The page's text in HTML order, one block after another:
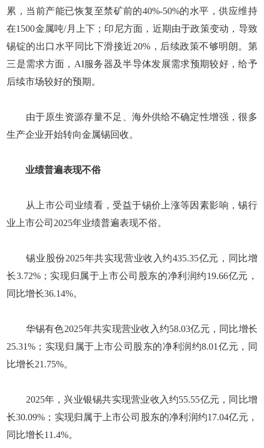
累，当前产能已恢复至禁矿前的40%-50%的水平，供应维持
在1500金属吨/月上下；印尼方面，近期由于政策变动，导致
锡锭的出口水平同比下滑接近20%，后续政策不够明朗。第
三是需求方面，AI服务器及半导体发展需求预期较好，给予
后续市场较好的预期。
由于原生资源存量不足、海外供给不确定性增强，很多
生产企业开始转向金属锡回收。
业绩普遍表现不俗
从上市公司业绩看，受益于锡价上涨等因素影响，锡行
业上市公司2025年业绩普遍表现不俗。
锡业股份2025年共实现营业收入约435.35亿元，同比增
长3.72%；实现归属于上市公司股东的净利润约19.66亿元，
同比增长36.14%。
华锡有色2025年共实现营业收入约58.03亿元，同比增长
25.31%；实现归属于上市公司股东的净利润约8.01亿元，同
比增长21.75%。
2025年，兴业银锡共实现营业收入约55.55亿元，同比增
长30.09%；实现归属于上市公司股东的净利润约17.04亿元，
同比增长11.4%。